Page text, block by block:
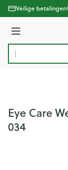
Ga naar de
Veilige betalingen
Menu
Product, merk,
Eye Care
034